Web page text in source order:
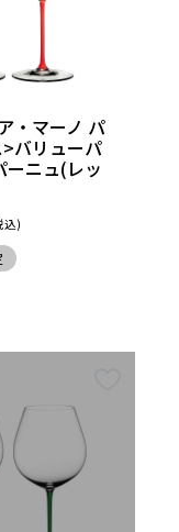
・マーノ パ
バリューパ
ーニュ(レッ